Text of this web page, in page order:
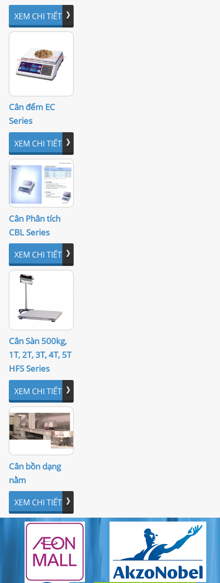
XEM CHI TIẾT
Cân đếm EC
Series
XEM CHI TIẾT
Cân Phân tích
CBL Series
XEM CHI TIẾT
Cân Sàn 500kg,
1T, 2T, 3T, 4T, 5T
HFS Series
XEM CHI TIẾT
Cân bồn dạng
nằm
XEM CHI TIẾT